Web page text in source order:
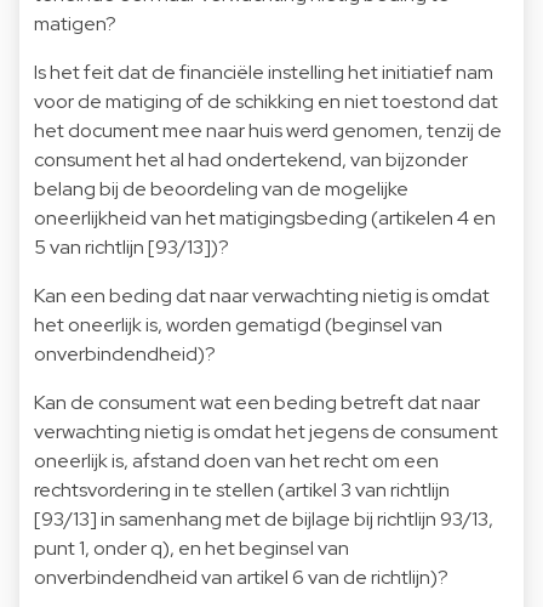
matigen?
Is het feit dat de financiële instelling het initiatief nam
voor de matiging of de schikking en niet toestond dat
het document mee naar huis werd genomen, tenzij de
consument het al had ondertekend, van bijzonder
belang bij de beoordeling van de mogelijke
oneerlijkheid van het matigingsbeding (artikelen 4 en
5 van richtlijn [93/13])?
Kan een beding dat naar verwachting nietig is omdat
het oneerlijk is, worden gematigd (beginsel van
onverbindendheid)?
Kan de consument wat een beding betreft dat naar
verwachting nietig is omdat het jegens de consument
oneerlijk is, afstand doen van het recht om een
rechtsvordering in te stellen (artikel 3 van richtlijn
[93/13] in samenhang met de bijlage bij richtlijn 93/13,
punt 1, onder q), en het beginsel van
onverbindendheid van artikel 6 van de richtlijn)?